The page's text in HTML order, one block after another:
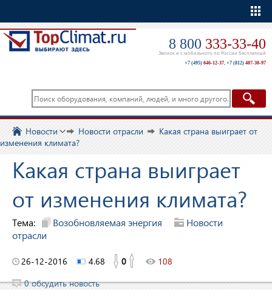
8 800 333-33-40
Звонок и с мобильного по России бесплатный
+7 (495) 646-12-37, +7 (812) 407-30-97
Новости Новости отрасли
Какая страна выиграет от
изменения климата?
Какая страна выиграет
от изменения климата?
Тема: Возобновляемая энергия
Новости
отрасли
26-12-2016 4.68 0
108
0 обсудить новость